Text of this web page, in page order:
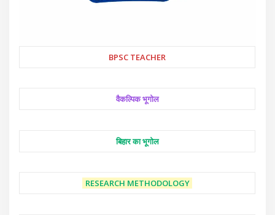
BPSC TEACHER
वैकल्पिक भूगोल
बिहार का भूगोल
RESEARCH METHODOLOGY